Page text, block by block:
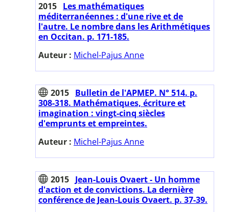
2015 Les mathématiques
méditerranéennes : d'une rive et de
l'autre. Le nombre dans les Arithmétiques
en Occitan. p. 171-185.
Auteur : Michel-Pajus Anne
2015 Bulletin de l'APMEP. N° 514. p.
308-318. Mathématiques, écriture et
imagination : vingt-cinq siècles
d'emprunts et empreintes.
Auteur : Michel-Pajus Anne
2015 Jean-Louis Ovaert - Un homme
d'action et de convictions. La dernière
conférence de Jean-Louis Ovaert. p. 37-39.